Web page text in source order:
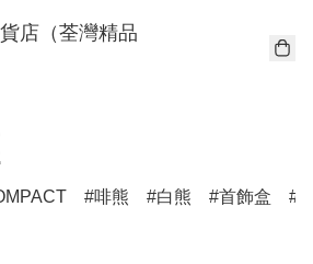
店（荃灣精品
啡熊 白熊 首飾盒